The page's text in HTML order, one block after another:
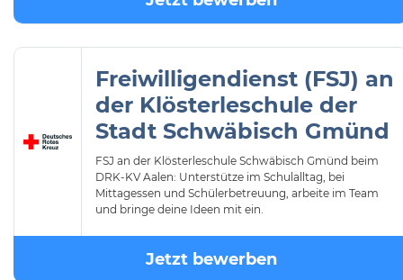
Freiwilligendienst (FSJ) an
der Klösterleschule der
Stadt Schwäbisch Gmünd
FSJ an der Klösterleschule Schwäbisch Gmünd beim
DRK-KV Aalen: Unterstütze im Schulalltag, bei
Mittagessen und Schülerbetreuung, arbeite im Team
und bringe deine Ideen mit ein.
Jetzt bewerben